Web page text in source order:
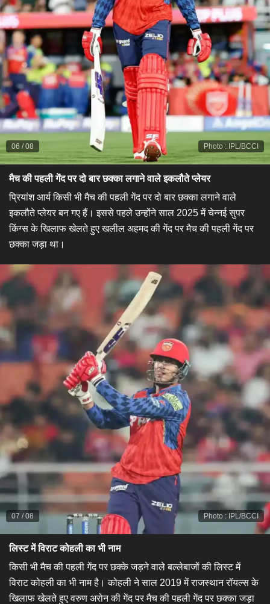
Photo : IPL/BCCI
06 /08
मैच की पहली गेंद पर दो बार छक्का लगाने वाले इकलौते प्लेयर
प्रियांश आर्य किसी भी मैच की पहली गेंद पर दो बार छक्का लगाने वाले
इकलौते प्लेयर बन गए हैं। इससे पहले उन्होंने साल 2025 में चेन्नई सुपर
किंग्स के खिलाफ खेलते हुए खलील अहमद की गेंद पर मैच की पहली गेंद पर
छक्का जड़ा था।
Photo : IPL/BCCI
07 /08
लिस्ट में विराट कोहली का भी नाम
किसी भी मैच की पहली गेंद पर छक्के जड़ने वाले बल्लेबाजों की लिस्ट में
विराट कोहली का भी नाम है। कोहली ने साल 2019 में राजस्थान रॉयल्स के
खिलाफ खेलते हुए वरुण अरोन की गेंद पर मैच की पहली गेंद पर छक्का जड़ा